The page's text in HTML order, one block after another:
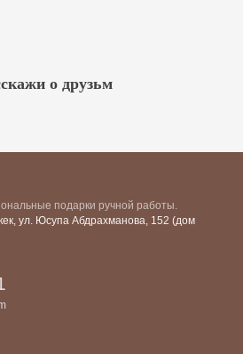
о друзьм
подарки ручной работы.
, ул. Юсупа Абдрахманова, 152 (дом